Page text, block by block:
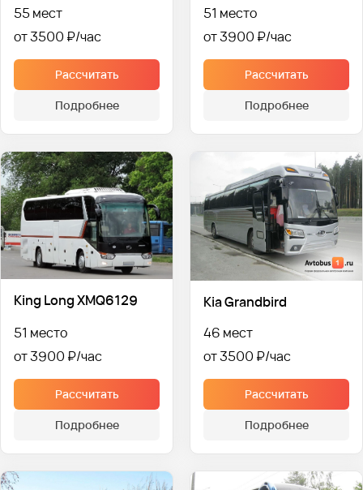
55 мест
от 3500 ₽
Рассчитать
Подробнее
51 место
от 3900 ₽
Рассчитать
Подробнее
King Long XMQ6129
51 место
от 3900 ₽
Рассчитать
Подробнее
Kia Grandbird
46 мест
от 3500 ₽
Рассчитать
Подробнее